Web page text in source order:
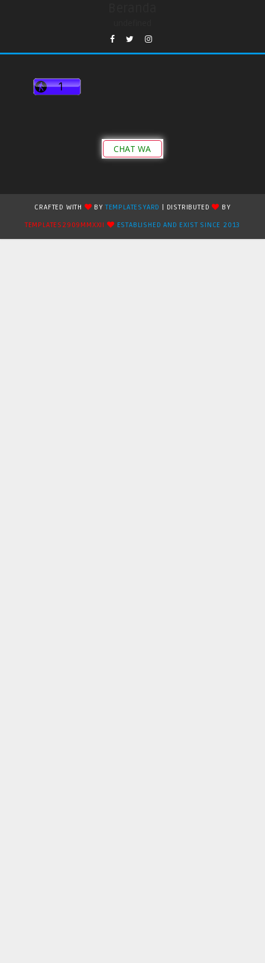
CHAT WA
CRAFTED WITH BYTEMPLATESYARD | DISTRIBUTED
BY
TEMPLATES2909MMXXII
ESTABLISHED AND EXIST SINCE 2013